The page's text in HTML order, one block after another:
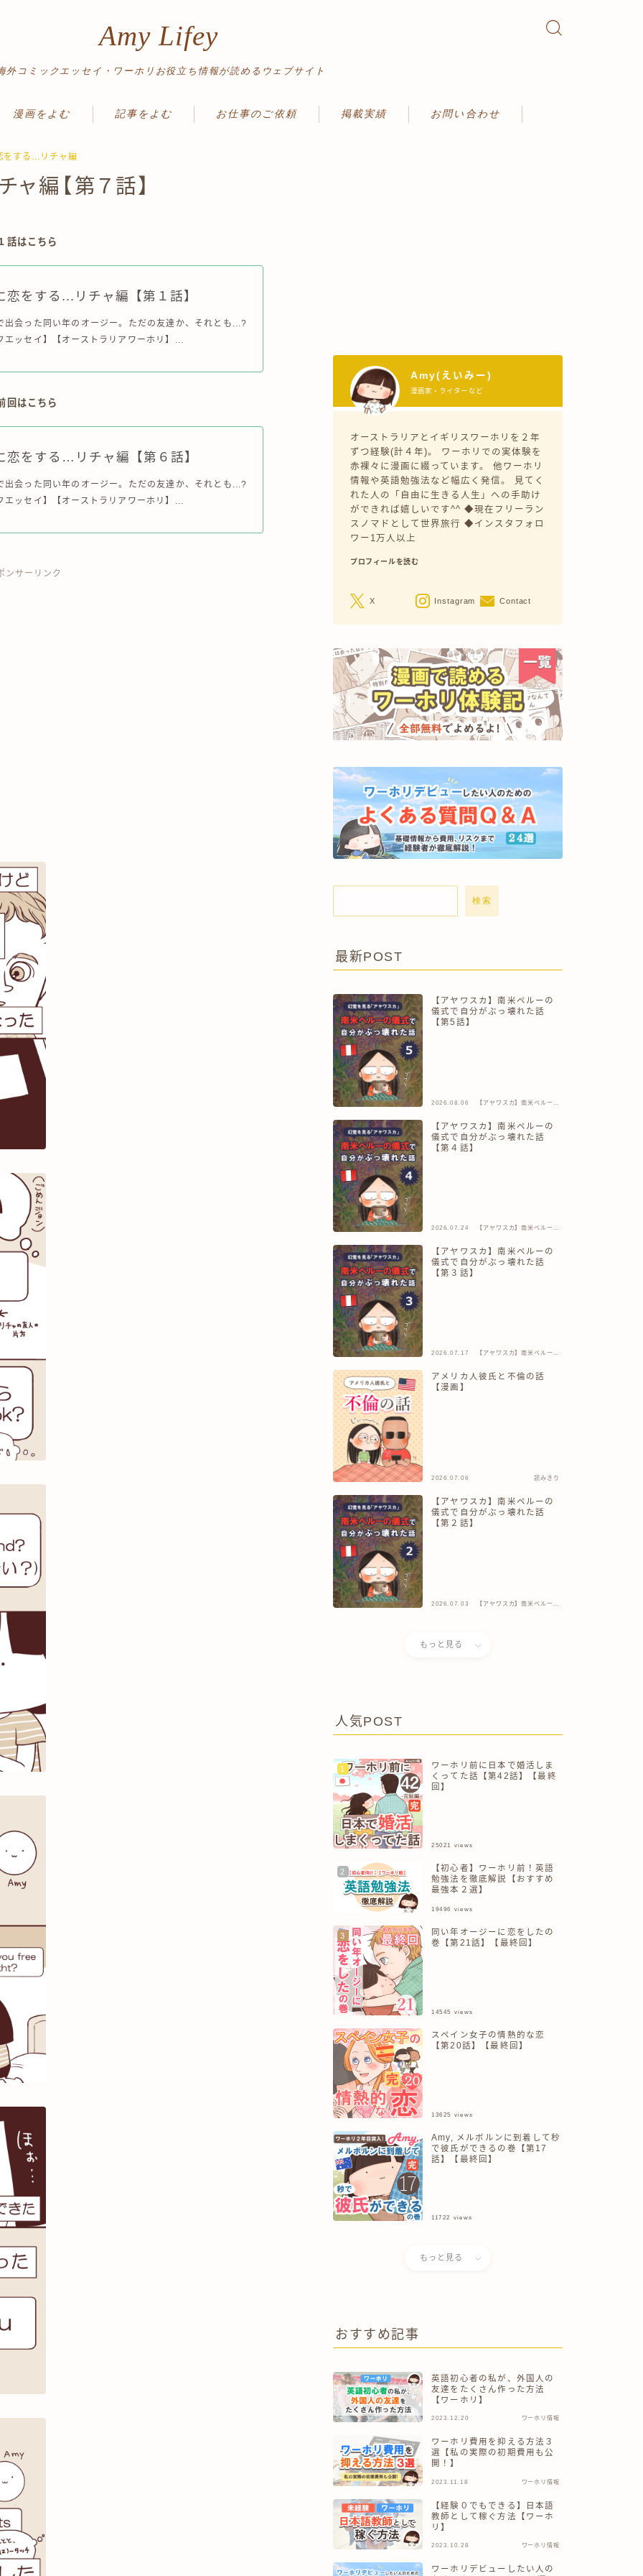
Amy Lifey
外コミックエッセイ・ワーホリお役立ち情報が読めるウェブサイト
漫画をよむ
み切り
行記
記事をよむ
英語勉強法
お仕事のご依頼 掲載実績 お問い合わせ
をする...リチャ編
編【第７話】
話はこちら
恋をする...リチャ編【第１話】
出会った同い年のオージー。ただの友達か、それとも...?
エッセイ】【オーストラリアワーホリ】...
回はこちら
恋をする…リチャ編【第６話】
出会った同い年のオージー。ただの友達か、それとも...?
エッセイ】【オーストラリアワーホリ】...
ンサーリンク
Amy(えいみー)
漫画家・ライターなど
オーストラリアとイギリスワーホリを２年
ずつ経験(計４年)。 ワーホリでの実体験を
赤裸々に漫画に綴っています。 他ワーホリ
情報や英語勉強法など幅広く発信。 見てく
れた人の「自由に生きる人生」への手助け
ができれば嬉しいです^^ ◆現在フリーラン
スノマドとして世界旅行 ◆インスタフォロ
ワー1万人以上
プロフィールを読む
X Instagram Contact
検索
最新POST
【アヤワスカ】南米ペルーの
儀式で自分がぶっ壊れた話
【第5話】
2026.08.06
【アヤワスカ】南米ペルーの
【アヤワスカ】南米ペルーの
儀式で自分がぶっ壊れた話
【第４話】
2026.07.24
【アヤワスカ】南米ペルーの
【アヤワスカ】南米ペルーの
儀式で自分がぶっ壊れた話
【第３話】
2026.07.17
【アヤワスカ】南米ペルーの
アメリカ人彼氏と不倫の話
【漫画】
2026.07.06 読みきり
【アヤワスカ】南米ペルーの
儀式で自分がぶっ壊れた話
【第２話】
2026.07.03
【アヤワスカ】南米ペルーの
もっと見る
人気POST
ワーホリ前に日本で婚活しま
くってた話【第42話】【最終
回】
25021 views
【初心者】ワーホリ前！英語
勉強法を徹底解説【おすすめ
最強本２選】
19496 views
同い年オージーに恋をしたの
巻【第21話】【最終回】
14545 views
スペイン女子の情熱的な恋
【第20話】【最終回】
13625 views
Amy, メルボルンに到着して秒
で彼氏ができるの巻【第17
話】【最終回】
11722 views
もっと見る
おすすめ記事
英語初心者の私が、外国人の
友達をたくさん作った方法
【ワーホリ】
2023.12.20 ワーホリ情報
ワーホリ費用を抑える方法３
選【私の実際の初期費用も公
開！】
2023.11.18 ワーホリ情報
【経験０でもできる】日本語
教師として稼ぐ方法【ワーホ
リ】
2023.10.28 ワーホリ情報
ワーホリデビューしたい人の